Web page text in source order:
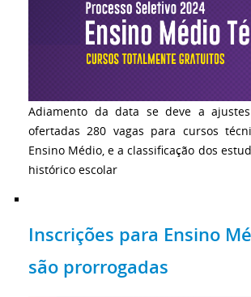
Adiamento da data se deve a
ofertadas 280 vagas para cursos
Ensino Médio, e a classificação dos
histórico escolar
Inscrições para Ensino
são prorrogadas